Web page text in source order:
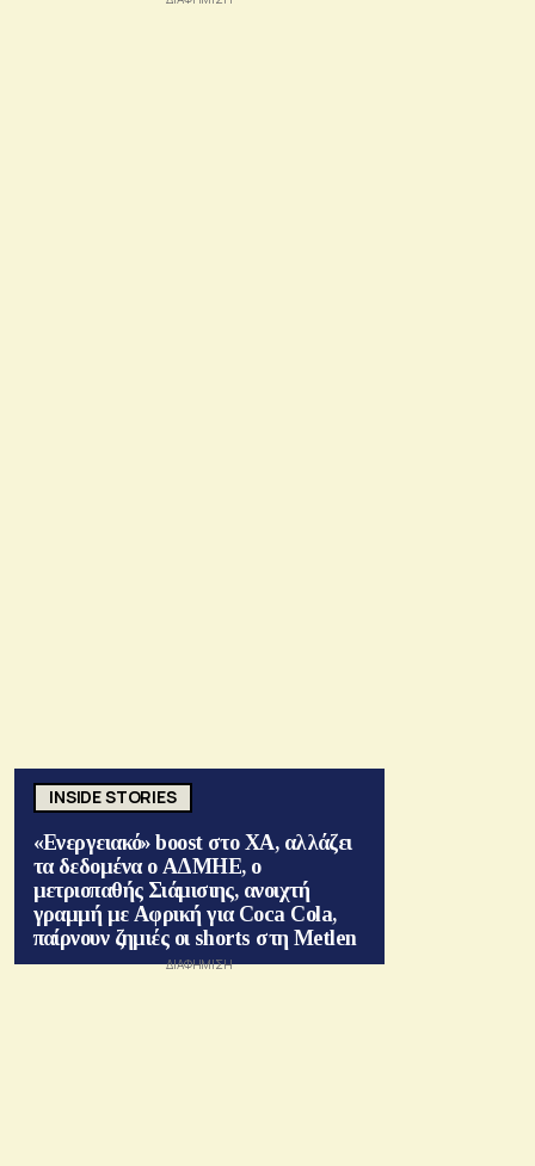
INSIDE STORIES
«Ενεργειακό» boost στο ΧΑ, αλλάζει
τα δεδομένα ο ΑΔΜΗΕ, ο
μετριοπαθής Σιάμισιης, ανοιχτή
γραμμή με Αφρική για Coca Cola,
παίρνουν ζημιές οι shorts στη Metlen